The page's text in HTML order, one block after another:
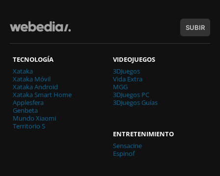
SUBIR
TECNOLOGÍA
Xataka
Xataka Móvil
Xataka Android
Xataka Smart Home
Applesfera
Genbeta
Mundo Xiaomi
Territorio S
VIDEOJUEGOS
3DJuegos
Vida Extra
MGG
3DJuegos PC
3DJuegos Guías
ENTRETENIMIENTO
Sensacine
Espinof